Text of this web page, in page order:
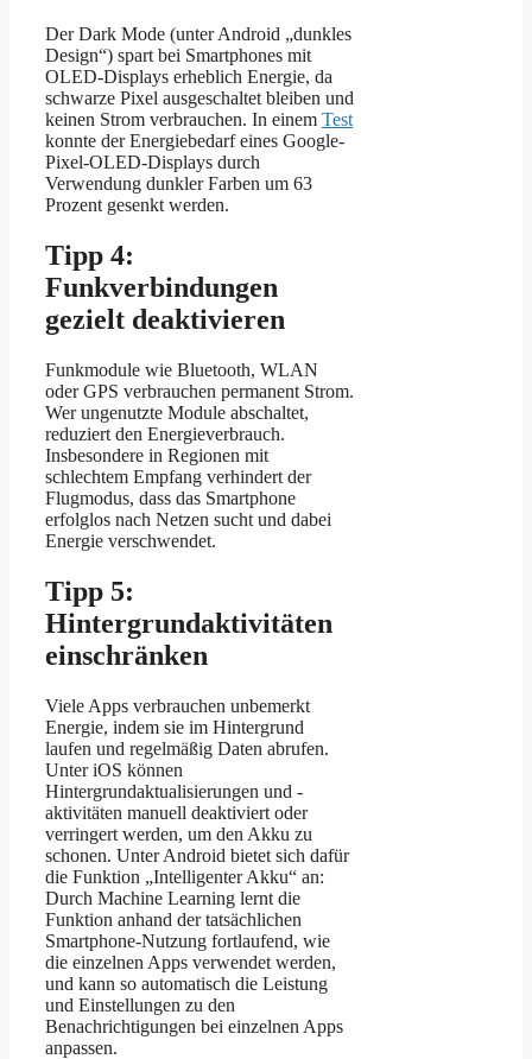
Der Dark Mode (unter Android „dunkles
Design“) spart bei Smartphones mit
OLED-Displays erheblich Energie, da
schwarze Pixel ausgeschaltet bleiben und
keinen Strom verbrauchen. In einem Test
konnte der Energiebedarf eines Google-
Pixel-OLED-Displays durch
Verwendung dunkler Farben um 63
Prozent gesenkt werden.
Tipp 4:
Funkverbindungen
gezielt deaktivieren
Funkmodule wie Bluetooth, WLAN
oder GPS verbrauchen permanent Strom.
Wer ungenutzte Module abschaltet,
reduziert den Energieverbrauch.
Insbesondere in Regionen mit
schlechtem Empfang verhindert der
Flugmodus, dass das Smartphone
erfolglos nach Netzen sucht und dabei
Energie verschwendet.
Tipp 5:
Hintergrundaktivitäten
einschränken
Viele Apps verbrauchen unbemerkt
Energie, indem sie im Hintergrund
laufen und regelmäßig Daten abrufen.
Unter iOS können
Hintergrundaktualisierungen und -
aktivitäten manuell deaktiviert oder
verringert werden, um den Akku zu
schonen. Unter Android bietet sich dafür
die Funktion „Intelligenter Akku“ an:
Durch Machine Learning lernt die
Funktion anhand der tatsächlichen
Smartphone-Nutzung fortlaufend, wie
die einzelnen Apps verwendet werden,
und kann so automatisch die Leistung
und Einstellungen zu den
Benachrichtigungen bei einzelnen Apps
anpassen.